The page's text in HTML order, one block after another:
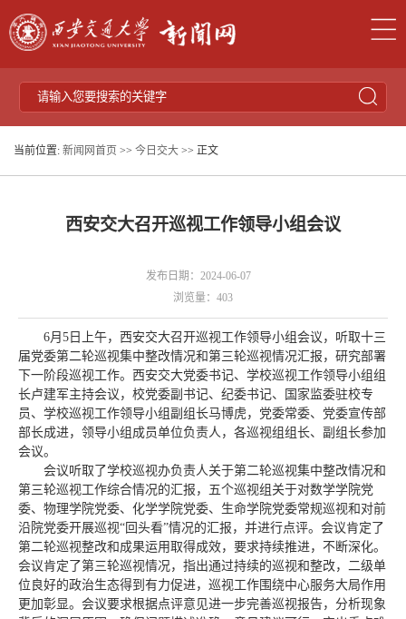
当前位置: 新闻网首页 >> 今日交大 >> 正文
西安交大召开巡视工作领导小组会议
发布日期：2024-06-07
浏览量： 403
6月5日上午，西安交大召开巡视工作领导小组会议，听取十三
届党委第二轮巡视集中整改情况和第三轮巡视情况汇报，研究部署
下一阶段巡视工作。西安交大党委书记、学校巡视工作领导小组组
长卢建军主持会议，校党委副书记、纪委书记、国家监委驻校专
员、学校巡视工作领导小组副组长马博虎，党委常委、党委宣传部
部长成进，领导小组成员单位负责人，各巡视组组长、副组长参加
会议。
会议听取了学校巡视办负责人关于第二轮巡视集中整改情况和
第三轮巡视工作综合情况的汇报，五个巡视组关于对数学学院党
委、物理学院党委、化学学院党委、生命学院党委常规巡视和对前
沿院党委开展巡视“回头看”情况的汇报，并进行点评。会议肯定了
第二轮巡视整改和成果运用取得成效，要求持续推进，不断深化。
会议肯定了第三轮巡视情况，指出通过持续的巡视和整改，二级单
位良好的政治生态得到有力促进，巡视工作围绕中心服务大局作用
更加彰显。会议要求根据点评意见进一步完善巡视报告，分析现象